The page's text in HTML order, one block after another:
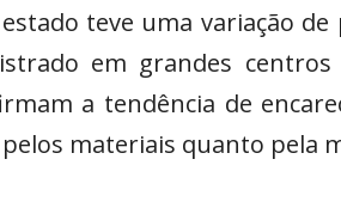
teve uma variação
em grandes centros
a tendência de
materiais quanto pela